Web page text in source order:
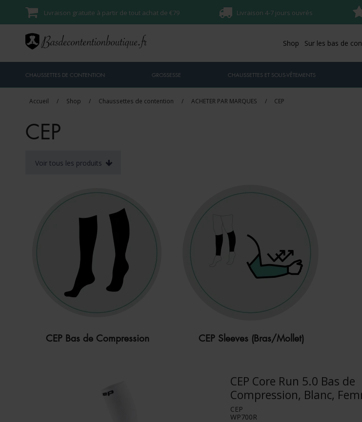
Livraison gratuite à partir de tout achat de €79 Livraison 4-7 jours ouvrés
Shop Sur les bas de
CHAUSSETTES DE CONTENTION GROSSESSE CHAUSSETTES ET SOUS-VÊTEMENTS
Accueil / Shop / Chaussettes de contention / ACHETER PAR MARQUES / CEP
CEP
Voir tous les produits
CEP Bas de Compression CEP Sleeves (Bras/Mollet)
CEP Core Run 5.0 Bas de
Compression, Blanc,
CEP
WP700R